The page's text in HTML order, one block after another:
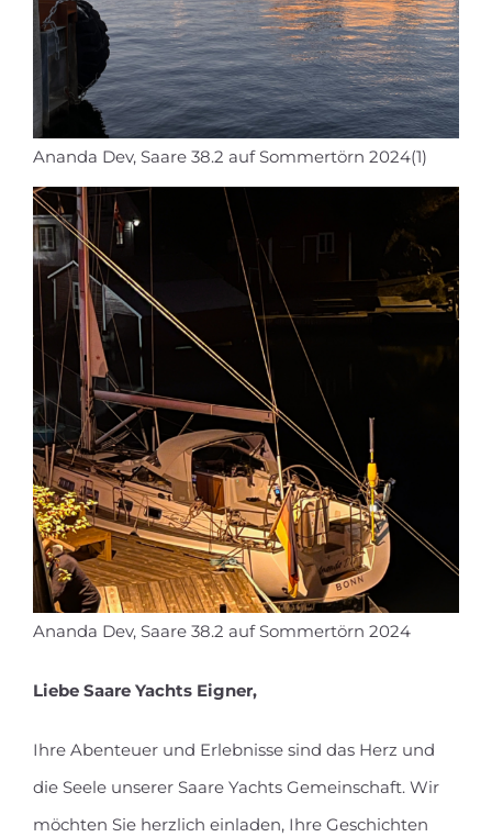
Ananda Dev, Saare 38.2 auf Sommertörn 2024(1)
Ananda Dev, Saare 38.2 auf Sommertörn 2024
Liebe Saare Yachts Eigner,
Ihre Abenteuer und Erlebnisse sind das Herz und
die Seele unserer Saare Yachts Gemeinschaft. Wir
möchten Sie herzlich einladen, Ihre Geschichten